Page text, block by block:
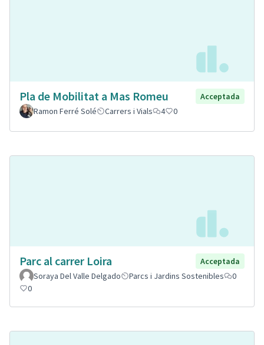
Pla de Mobilitat a Mas Romeu
Acceptada
Ramon Ferré Solé
Carrers i Vials 4 0
Parc al carrer Loira
Acceptada
Soraya Del Valle Delgado
Parcs i Jardins Sostenibles
0
0